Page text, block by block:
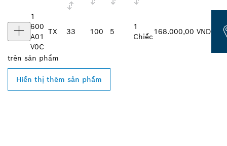
1
600
A01
V0C
TX 33 100 5
1
Chiếc
168.000,00 VND
trên sản phẩm
Hiển thị thêm sản phẩm